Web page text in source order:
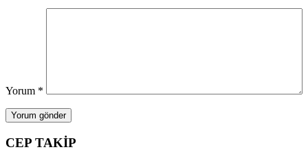
Yorum *
CEP TAKİP